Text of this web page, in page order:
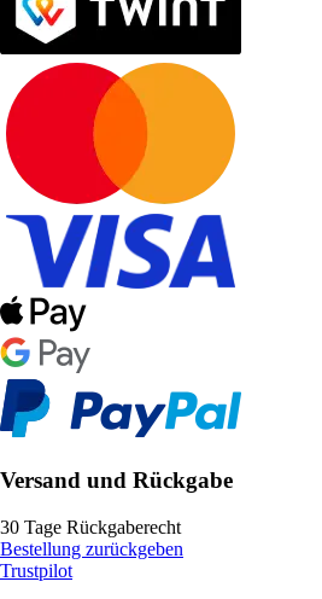
Versand und Rückgabe
30 Tage Rückgaberecht
Bestellung zurückgeben
Trustpilot